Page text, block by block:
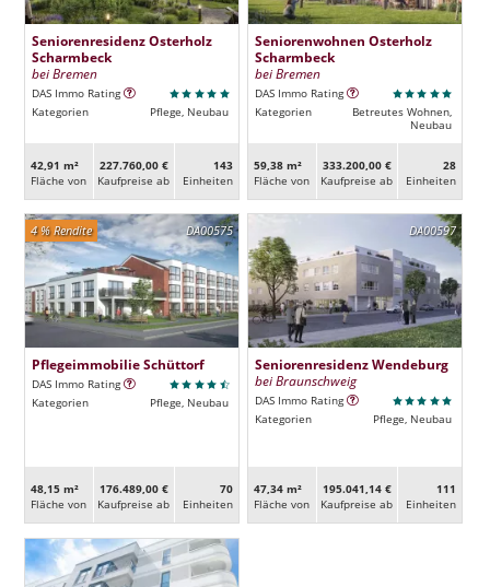
Seniorenresidenz Osterholz
Scharmbeck
bei Bremen
DAS Immo Rating
Kategorien
Pflege, Neubau
42,91 m²
Fläche von
227.760,00 €
Kaufpreise ab
143
Ein­heiten
Seniorenwohnen Osterholz
Scharmbeck
bei Bremen
DAS Immo Rating
Kategorien
Betreutes Wohnen,
Neubau
59,38 m²
Fläche von
333.200,00 €
Kaufpreise ab
28
Ein­heiten
DA00575
4 % Rendite
Pflegeimmobilie Schüttorf
DAS Immo Rating
Kategorien
Pflege, Neubau
48,15 m²
Fläche von
176.489,00 €
Kaufpreise ab
70
Ein­heiten
DA00597
Seniorenresidenz Wendeburg
bei Braunschweig
DAS Immo Rating
Kategorien
Pflege, Neubau
47,34 m²
Fläche von
195.041,14 €
Kaufpreise ab
111
Ein­heiten